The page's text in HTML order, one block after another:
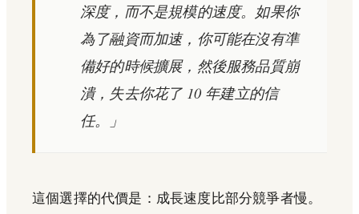
深度，而不是規模的速度。如果你
為了融資而加速，你可能在沒有準
備好的時候擴展，然後服務品質崩
潰，失去你花了 10 年建立的信
任。」
這個選擇的代價是：成長速度比部分競爭者慢。